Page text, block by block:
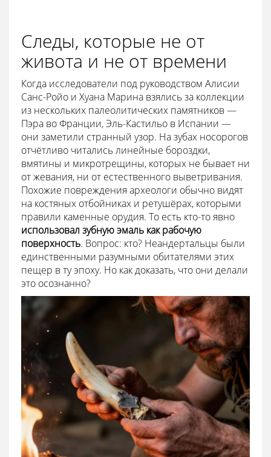
Следы, которые не от
живота и не от времени
Когда исследователи под руководством Алисии
Санс-Ройо и Хуана Марина взялись за коллекции
из нескольких палеолитических памятников —
Пэра во Франции, Эль-Кастильо в Испании —
они заметили странный узор. На зубах носорогов
отчётливо читались линейные бороздки,
вмятины и микротрещины, которых не бывает ни
от жевания, ни от естественного выветривания.
Похожие повреждения археологи обычно видят
на костяных отбойниках и ретушёрах, которыми
правили каменные орудия. То есть кто-то явно
использовал зубную эмаль как рабочую
поверхность. Вопрос: кто? Неандертальцы были
единственными разумными обитателями этих
пещер в ту эпоху. Но как доказать, что они делали
это осознанно?